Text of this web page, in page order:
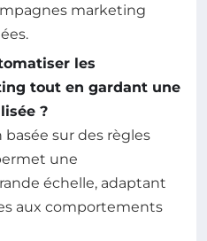
marketing
les
tout en gardant une
?
basée sur des règles
une
échelle, adaptant
aux comportements